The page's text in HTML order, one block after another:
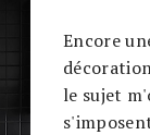
Encore
le sujet